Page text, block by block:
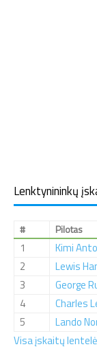
Lenktynininkų
# Pilotas
1 Kimi
2
Lewis
3
George
4
Charles
5
Lando
Visa įskaitų lentelė